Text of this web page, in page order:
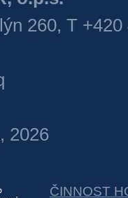
260, T +420
, 2026
ČINNOST